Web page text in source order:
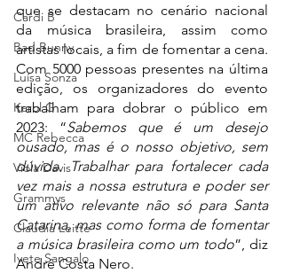
Cardi B
Bad Bunny
Luísa Sonza
Karol G
MC Rebecca
Viola Davis
Grammys
Claudia Leitte
Ivete Sangalo
que se destacam no cenário nacional
da música brasileira, assim como
artistas locais, a fim de fomentar a cena.
Com 5000 pessoas presentes na última
edição, os organizadores do evento
trabalham para dobrar o público em
2023: “Sabemos que é um desejo
ousado, mas é o nosso objetivo, sem
dúvida. Trabalhar para fortalecer cada
vez mais a nossa estrutura e poder ser
um ativo relevante não só para Santa
Catarina, mas como forma de fomentar
a música brasileira como um todo”, diz
André Costa Nero.